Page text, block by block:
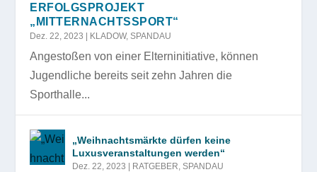
ERFOLGSPROJEKT
„MITTERNACHTSSPORT“
Dez. 22, 2023 KLADOW,SPANDAU
Angestoßen von einer Elterninitiative, können
Jugendliche bereits seit zehn Jahren die
Sporthalle...
„Weihnachtsmärkte dürfen keine
Luxusveranstaltungen werden“
Dez. 22, 2023 RATGEBER,SPANDAU